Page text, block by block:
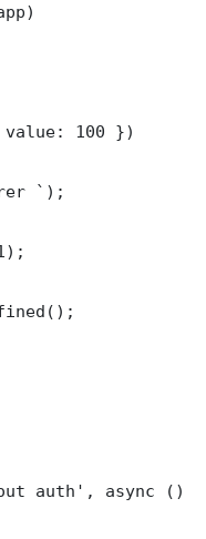
100 })
`);
auth', async ()